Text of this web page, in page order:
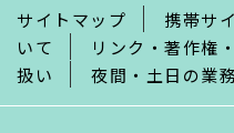
サイトマップ 携帯サ
いて
リンク・著作権
扱い
夜間・土日の業務